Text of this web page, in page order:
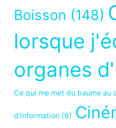
Boisson (148)
lorsque
organes
Ce qui me met du baume au
d’information (9)